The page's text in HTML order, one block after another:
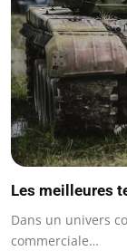
Les meilleures
Dans un univers
commerciale…